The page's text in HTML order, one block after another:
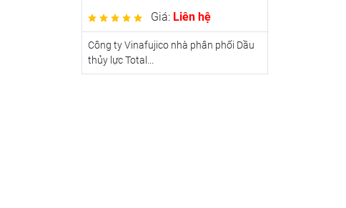
Giá: Liên hệ
Công ty Vinafujico nhà phân phối Dầu
thủy lực Total...